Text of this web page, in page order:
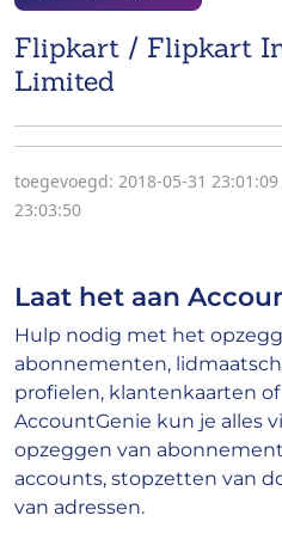
Flipkart / Flipkart
Limited
toegevoegd: 2018-05-31 23:01:09
23:03:50
Laat het aan
Hulp nodig met het
abonnementen,
profielen, klantenkaarten
AccountGenie kun je alles
opzeggen van
accounts, stopzetten van
van adressen.